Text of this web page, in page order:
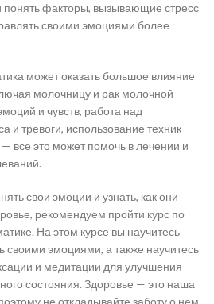
понять факторы, вызывающие стресс
своими эмоциями более
может оказать большое влияние
молочницу и рак молочной
и чувств, работа над
и тревоги, использование техник
все это может помочь в лечении и
свои эмоции и узнать, как они
рекомендуем пройти курс по
На этом курсе вы научитесь
своими эмоциями, а также научитесь
и медитации для улучшения
состояния. Здоровье — это наша
не откладывайте заботу о нем